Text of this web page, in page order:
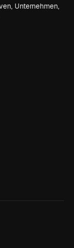
Unternehmen,